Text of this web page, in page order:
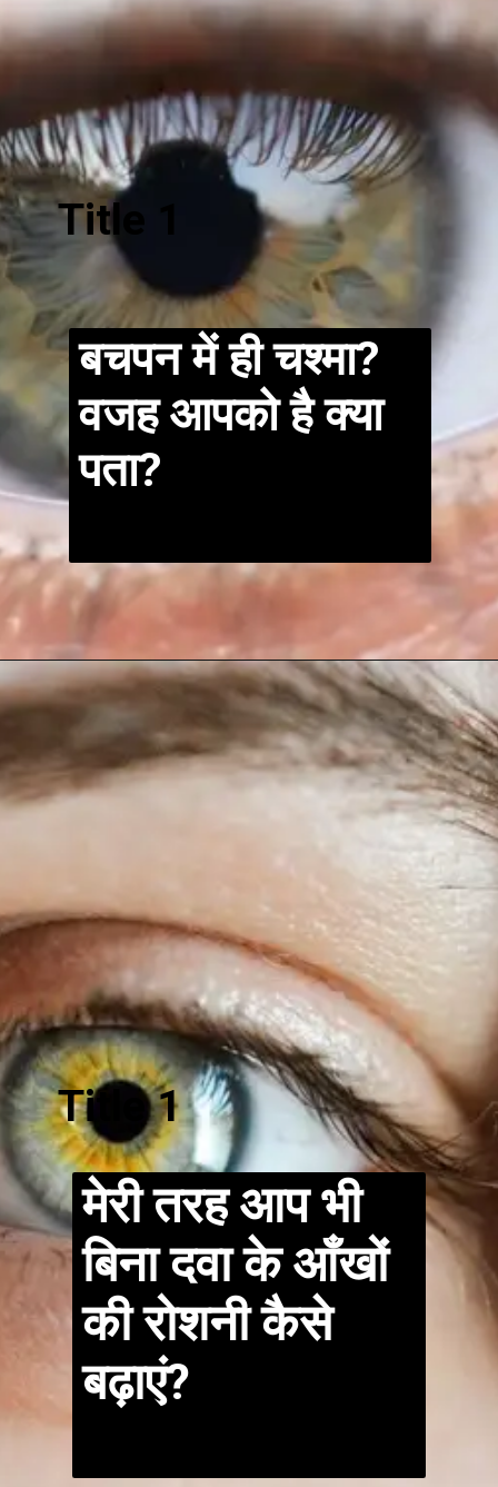
Title 1
बचपन में ही चश्मा?
वजह आपको है क्या
पता?
Title 1
मेरी तरह आप भी
बिना दवा के आँखों
की रोशनी कैसे
बढ़ाएं?